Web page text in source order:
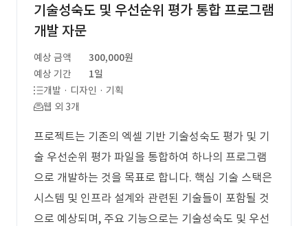
기술성숙도 및 우선순위 평가 통합 프로그램
개발 자문
예상 금액
300,000원
예상 기간
1일
개발 · 디자인 · 기획
웹 외 3개
프로젝트는 기존의 엑셀 기반 기술성숙도 평가 및 기
술 우선순위 평가 파일을 통합하여 하나의 프로그램
으로 개발하는 것을 목표로 합니다. 핵심 기술 스택은
시스템 및 인프라 설계와 관련된 기술들이 포함될 것
으로 예상되며, 주요 기능으로는 기술성숙도 및 우선